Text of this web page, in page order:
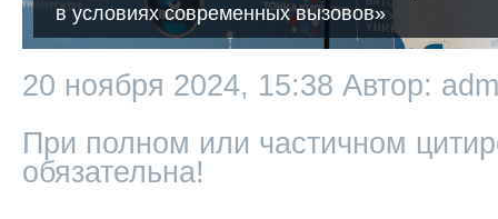
в условиях современных вызовов»
20 ноября 2024, 15:38 Автор:
При полном или частичном
обязательна!